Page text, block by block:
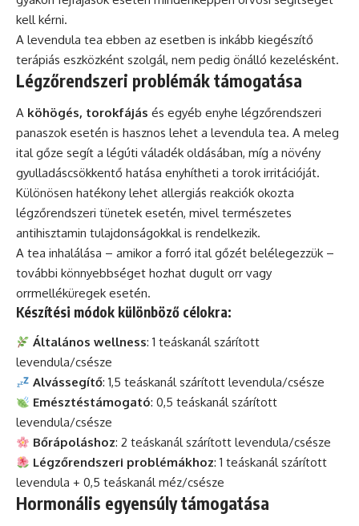
kell kérni.
A levendula tea ebben az esetben is inkább kiegészítő
terápiás eszközként szolgál, nem pedig önálló kezelésként.
Légzőrendszeri problémák támogatása
A köhögés, torokfájás és egyéb enyhe légzőrendszeri
panaszok esetén is hasznos lehet a levendula tea. A meleg
ital gőze segít a légúti váladék oldásában, míg a növény
gyulladáscsökkentő hatása enyhítheti a torok irritációját.
Különösen hatékony lehet allergiás reakciók okozta
légzőrendszeri tünetek esetén, mivel természetes
antihisztamin tulajdonságokkal is rendelkezik.
A tea inhalálása – amikor a forró ital gőzét belélegezzük –
további könnyebbséget hozhat dugult orr vagy
orrmelléküregek esetén.
Készítési módok különböző célokra:
Általános wellness: 1 teáskanál szárított
levendula/csésze
Alvássegítő: 1,5 teáskanál szárított levendula/csésze
Emésztéstámogató: 0,5 teáskanál szárított
levendula/csésze
Bőrápoláshoz: 2 teáskanál szárított levendula/csésze
Légzőrendszeri problémákhoz: 1 teáskanál szárított
levendula + 0,5 teáskanál méz/csésze
Hormonális egyensúly támogatása